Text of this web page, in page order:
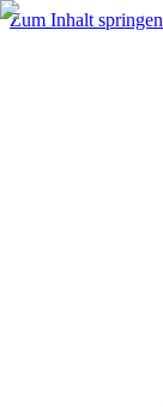
Zum Inhalt springen